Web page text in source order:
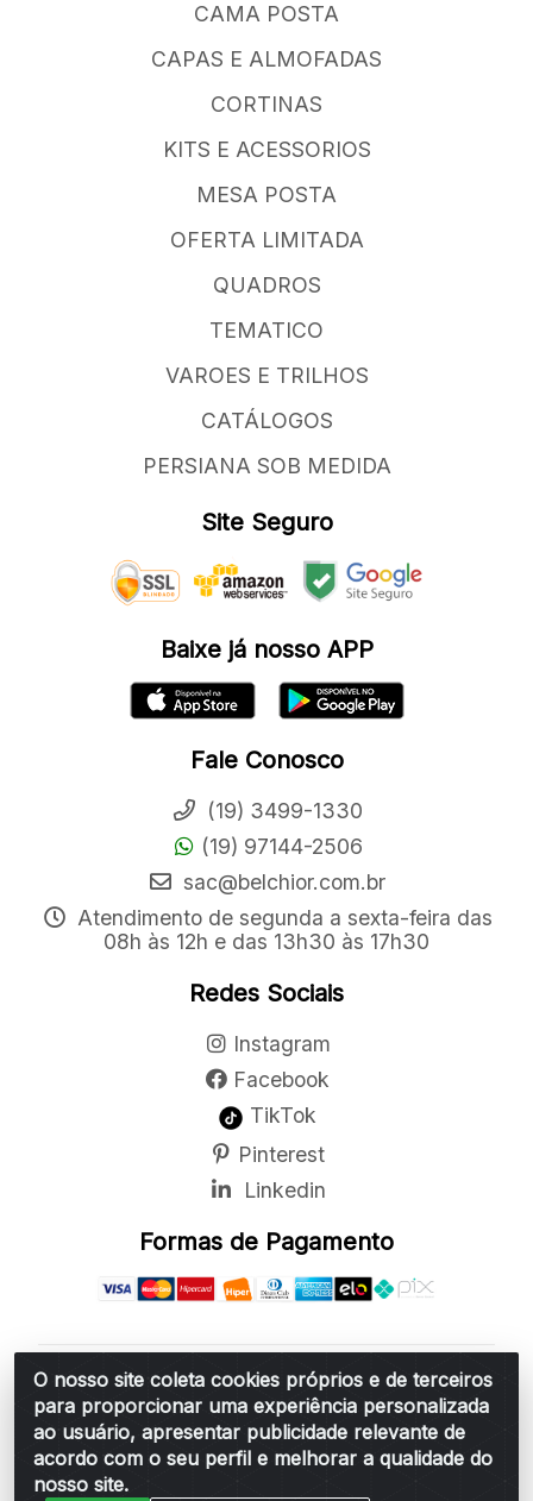
O nosso site coleta cookies próprios e de terceiros
para proporcionar uma experiência personalizada
ao usuário, apresentar publicidade relevante de
acordo com o seu perfil e melhorar a qualidade do
nosso site.
CAMA POSTA
CAPAS E ALMOFADAS
CORTINAS
KITS E ACESSORIOS
MESA POSTA
OFERTA LIMITADA
QUADROS
TEMATICO
VAROES E TRILHOS
CATÁLOGOS
PERSIANA SOB MEDIDA
Site Seguro
Baixe já nosso APP
Fale Conosco
(19) 3499-1330
(19) 97144-2506
sac@belchior.com.br
Atendimento de segunda a sexta-feira das
08h às 12h e das 13h30 às 17h30
Redes Sociais
Instagram
Facebook
TikTok
Pinterest
Linkedin
Formas de Pagamento
Belchior Cortinas e Acessórios LTDA - R: Rua
Vereador Sérgio Leopoldino Alves, 876 - Santa
Bárbara d'Oeste/SP - CEP 13.456-166 - CNPJ
06.314.073/0001-34